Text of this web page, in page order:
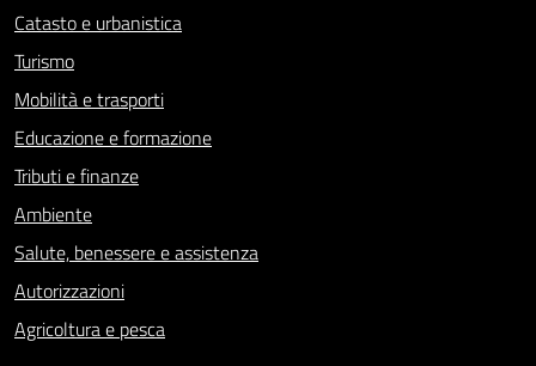
Catasto e urbanistica
Turismo
Mobilità e trasporti
Educazione e formazione
Tributi e finanze
Ambiente
Salute, benessere e assistenza
Autorizzazioni
Agricoltura e pesca